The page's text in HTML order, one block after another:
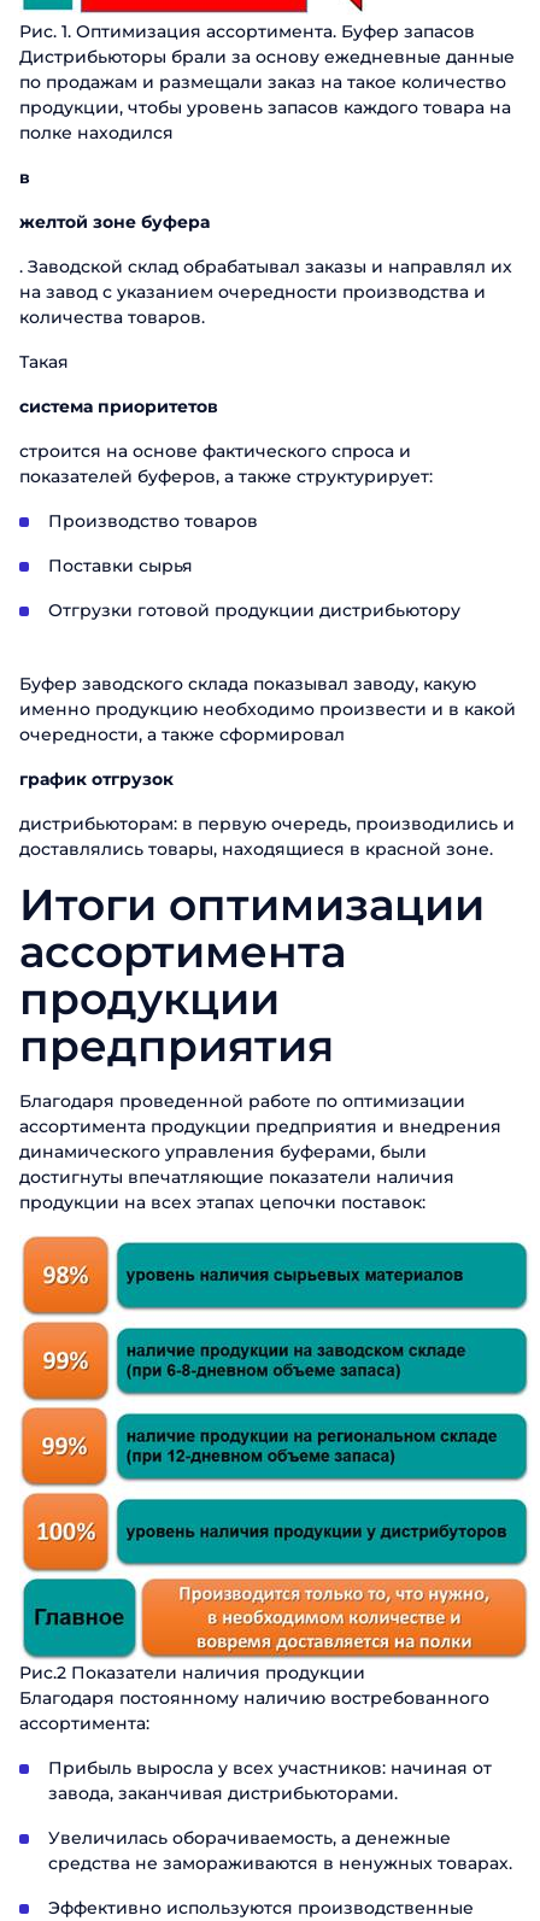
Рис. 1. Оптимизация ассортимента. Буфер запасов
Дистрибьюторы брали за основу ежедневные данные
по продажам и размещали заказ на такое количество
продукции, чтобы уровень запасов каждого товара на
полке находился
в
желтой зоне буфера
. Заводской склад обрабатывал заказы и направлял их
на завод с указанием очередности производства и
количества товаров.
Такая
система приоритетов
строится на основе фактического спроса и
показателей буферов, а также структурирует:
Производство товаров
Поставки сырья
Отгрузки готовой продукции дистрибьютору
Буфер заводского склада показывал заводу, какую
именно продукцию необходимо произвести и в какой
очередности, а также сформировал
график отгрузок
дистрибьюторам: в первую очередь, производились и
доставлялись товары, находящиеся в красной зоне.
Итоги оптимизации
ассортимента
продукции
предприятия
Благодаря проведенной работе по оптимизации
ассортимента продукции предприятия и внедрения
динамического управления буферами, были
достигнуты впечатляющие показатели наличия
продукции на всех этапах цепочки поставок:
Рис.2 Показатели наличия продукции
Благодаря постоянному наличию востребованного
ассортимента:
Прибыль выросла у всех участников: начиная от
завода, заканчивая дистрибьюторами.
Увеличилась оборачиваемость, а денежные
средства не замораживаются в ненужных товарах.
Эффективно используются производственные
Заказать презентацию
Заполните форму, чтобы узнать больше о
Email
Должность
Название компании
Отправить
Мы ценим, что вы заинтересовались именно
вами в ближайшее время. Хорошего дня!
Поговорите с нашим экспертом уже
Телефон
Отправить
Спасибо за обращение.
Мы ценим, что вы заинтересовались именно
продуктами. Один из наших сотрудников
вами в ближайшее время. Хорошего дня!
Спасибо за обращение.
Мы ценим, что вы заинтересовались именно
продуктами. Один из наших сотрудников
вами в ближайшее время. Хорошего дня!